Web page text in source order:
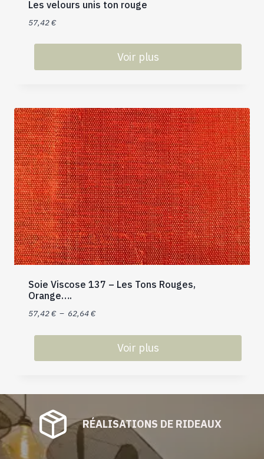
Les velours unis ton rouge
57,42€
Voir plus
plusieurs
variations.
Les
options
peuvent
être
choisies
sur
la
page
du
Soie Viscose 137 – Les Tons Rouges,
Orange….
57,42€ – 62,64€Plage
57,42 €
Voir plus
a
plusieurs
variations.
Les
options
RÉALISATIONS DE RIDEAUX